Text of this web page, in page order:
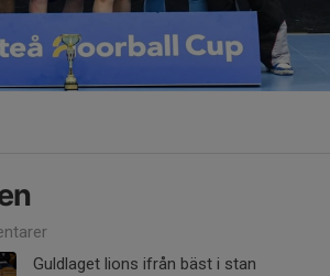
Guldlaget lions ifrån bäst i stan